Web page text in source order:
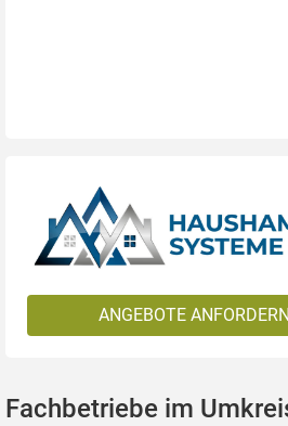
ANGEBOTE ANFORDERN
Fachbetriebe im